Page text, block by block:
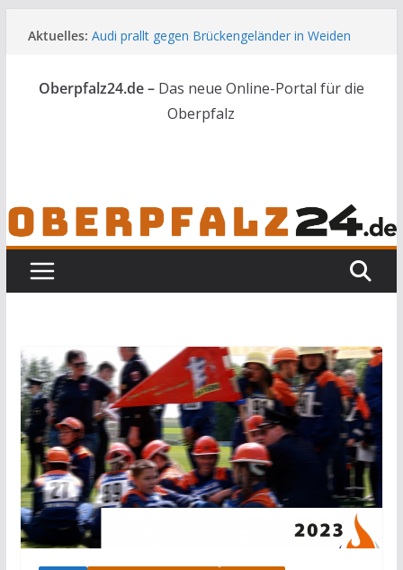
Inhalt
Aktuelles: Audi prallt gegen Brückengeländer in Weiden
Kindergeburtstag endet für Erwachsene im
Polizeigewahrsam
Wenn selbst der Polizeialltag kurios wird
Oberpfalz24.de – Das neue Online-Portal für die
Oberpfalz